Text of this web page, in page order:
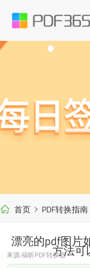
首页
PDF转换指南
作。
漂亮的pdf图片
方法可
来源:福昕PDF转换器